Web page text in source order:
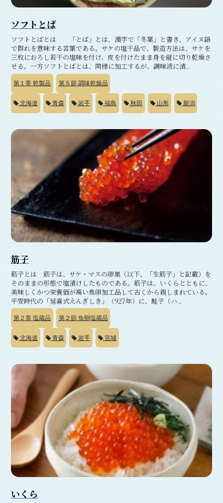
ソフトとば
ソフトとばとは 「とば」とは、漢字で「冬葉」と書き、アイヌ語
で群れを意味する言葉である。サケの塩干品で、製造方法は、サケを
三枚におろし若干の塩味を付け、皮を付けたまま身を縦に切り乾燥さ
せる。一方ソフトとばとは、同様に加工するが、調味液に漬...
第１章 乾製品 第５節調味乾燥品
北海道 青森 岩手 福島 秋田 山形 新潟
筋子
筋子とは 筋子は、サケ・マスの卵巣（以下、「生筋子」と記載）を
そのままの形態で塩漬けしたものである。筋子は、いくらとともに、
美味しくかつ栄養価が高い魚卵加工品して古くから親しまれている。
平安時代の「延喜式えんぎしき」（927年）に、鮭子（ハ...
第２章 塩蔵品 第２節魚卵塩蔵品
北海道 青森 岩手 宮城
いくら